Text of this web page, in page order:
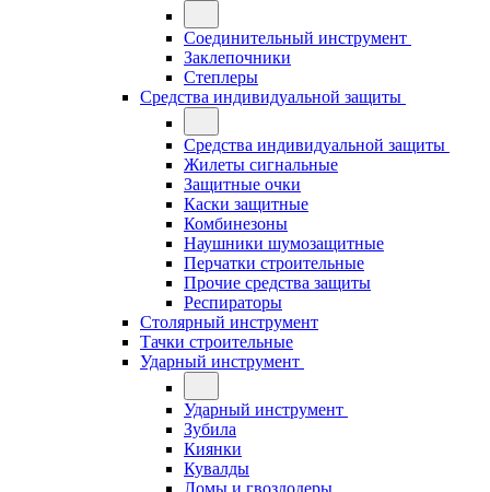
Соединительный инструмент
Заклепочники
Степлеры
Средства индивидуальной защиты
Средства индивидуальной защиты
Жилеты сигнальные
Защитные очки
Каски защитные
Комбинезоны
Наушники шумозащитные
Перчатки строительные
Прочие средства защиты
Респираторы
Столярный инструмент
Тачки строительные
Ударный инструмент
Ударный инструмент
Зубила
Киянки
Кувалды
Ломы и гвоздодеры